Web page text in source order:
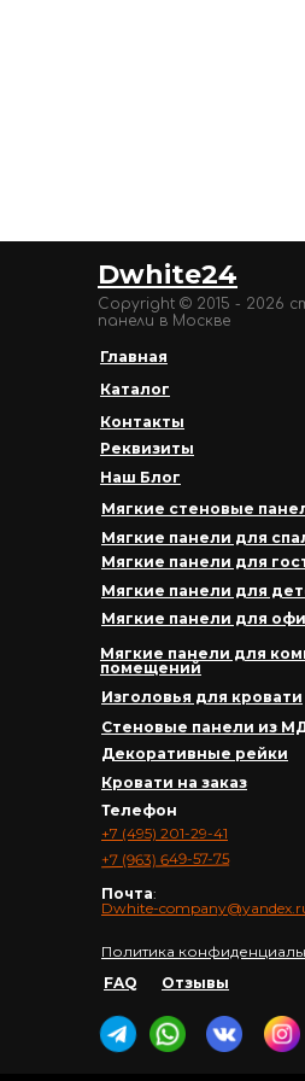
+7 (495) 201-29-41
+7 (963) 649-57-75
Почта:
Dwhite-
Политика
Телефон
FAQ
Мягкие панели для
помещений
Изголовья для кровати
Стеновые панели из
Декоративные рейки
Кровати на заказ
Мягкие стеновые
Мягкие панели для
Мягкие панели для
Мягкие панели для
Мягкие панели для
Главная
Каталог
Контакты
Реквизиты
Наш Блог
Отзывы
Copyright © 2015 - 2026
панели в Москве
Dwhite24